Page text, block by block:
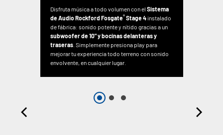
Disfruta música a todo volumen con el Sistema
de Audio Rockford Fosgate®Stage 4instalado
de fábrica: sonido potente y nítido gracias a un
subwoofer de 10" y bocinas delanteras y
traseras. Simplemente presiona play para
mejorar tu experiencia todo terreno con sonido
envolvente, en cualquier lugar.